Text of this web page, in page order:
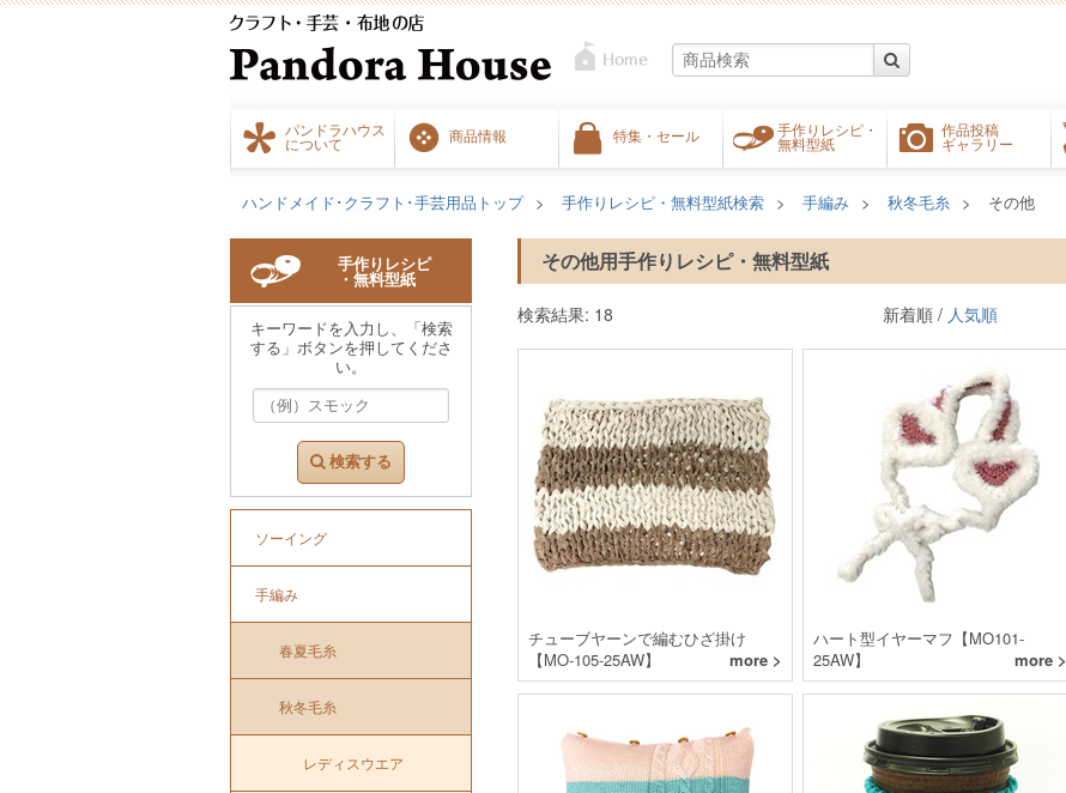
パンドラハウス
について
商品情報 特集・セール
手作りレシピ・
無料型紙
作品投稿
ギャラリー
ハンドメイド･クラフト･手芸用品トップ 手作りレシピ・無料型紙検索 手編み 秋冬毛糸 その他
その他用手作りレシピ・無料型紙
検索結果: 18 新着順 / 人気順
チューブヤーンで編むひざ掛け
【MO-105-25AW】
more >
ハート型イヤーマフ【MO101-
25AW】
more >
手作りレシピ
・無料型紙
キーワードを入力し、「検索
する」ボタンを押してくださ
い。
検索する
ソーイング
手編み
春夏毛糸
秋冬毛糸
レディスウエア